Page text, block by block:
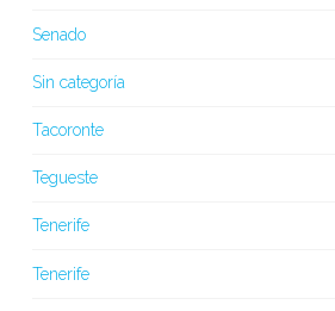
Senado
Sin categoría
Tacoronte
Tegueste
Tenerife
Tenerife